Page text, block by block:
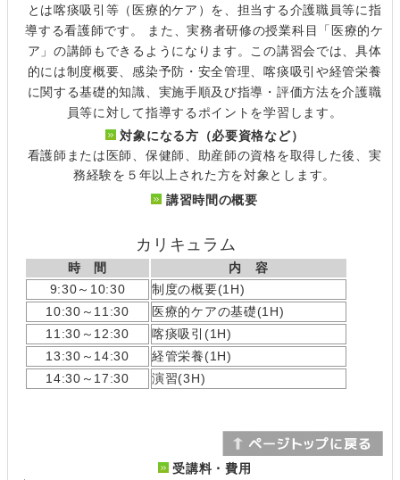
とは喀痰吸引等（医療的ケア）を、担当する介護職員等に指
導する看護師です。 また、実務者研修の授業科目「医療的ケ
ア」の講師もできるようになります。この講習会では、具体
的には制度概要、感染予防・安全管理、喀痰吸引や経管栄養
に関する基礎的知識、実施手順及び指導・評価方法を介護職
員等に対して指導するポイントを学習します。
対象になる方（必要資格など）
看護師または医師、保健師、助産師の資格を取得した後、実
務経験を５年以上された方を対象とします。
講習時間の概要
カリキュラム
時 間
内 容
9:30～10:30
制度の概要(1H)
10:30～11:30
医療的ケアの基礎(1H)
11:30～12:30
喀痰吸引(1H)
13:30～14:30
経管栄養(1H)
14:30～17:30
演習(3H)
受講料・費用